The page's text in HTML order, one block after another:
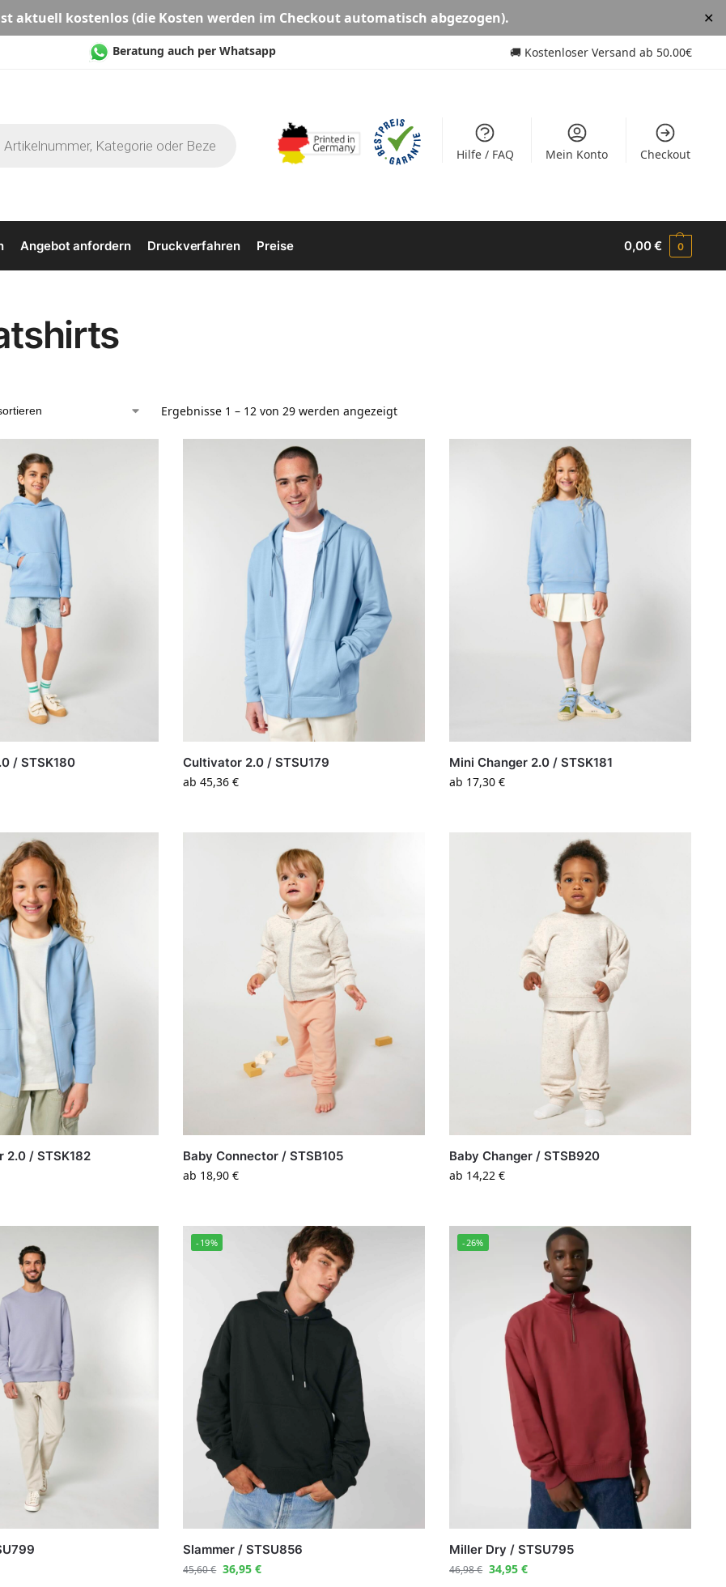
aktuell kostenlos(die Kosten werden im Checkout automatisch abgezogen). ✕
Beratung auch per Whatsapp 🚚 Kostenloser Versand ab 50.00€
Hilfe / FAQ Mein Konto Checkout
Angebot anfordern Druckverfahren Preise 0,00€ 0
Ergebnisse 1 – 12 von 29 werden angezeigt
/ STSK180
Cultivator 2.0 / STSU179
ab45,36€
Mini Changer 2.0 / STSK181
ab 17,30€
2.0 / STSK182
Baby Connector / STSB105
ab 18,90€
Baby Changer / STSB920
ab 14,22€
-19%
Slammer / STSU856
45,60€ 36,95€
-26%
Miller Dry / STSU795
46,98€ 34,95€